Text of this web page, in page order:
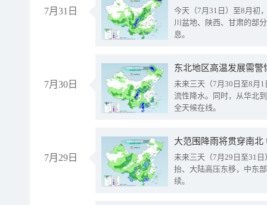
7月31日
今天（7月31日）至8月初
川盆地、陕西、甘肃的部
息。
7月30日
东北地区高温发展需
未来三天（7月30日至8月
流性降水。同时，从华北
全天候在线。
7月29日
大范围降雨将贯穿南
未来三天（7月29日至31
抬、大陆高压东移，中东
续。